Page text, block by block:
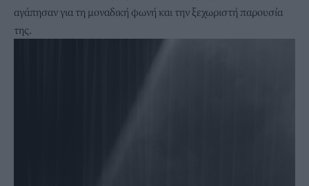
αγάπησαν για τη μοναδική φωνή και την ξεχωριστή παρουσία
της.